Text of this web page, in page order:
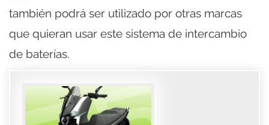
también podrá ser utilizado por otras marcas
que quieran usar este sistema de intercambio
de baterías.